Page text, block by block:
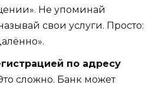
Не упоминай
свои услуги. Просто:
по адресу
сложно. Банк может